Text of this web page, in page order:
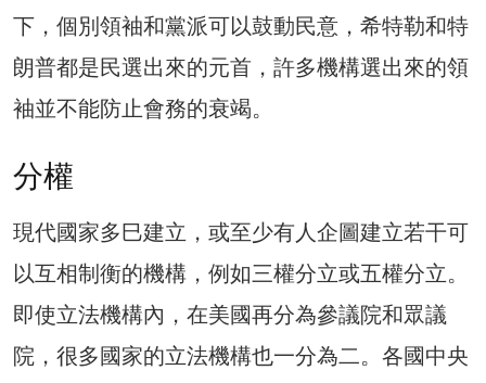
下，個別領袖和黨派可以鼓動民意，希特勒和特
朗普都是民選出來的元首，許多機構選出來的領
袖並不能防止會務的衰竭。
分權
現代國家多巳建立，或至少有人企圖建立若干可
以互相制衡的機構，例如三權分立或五權分立。
即使立法機構內，在美國再分為參議院和眾議
院，很多國家的立法機構也一分為二。各國中央